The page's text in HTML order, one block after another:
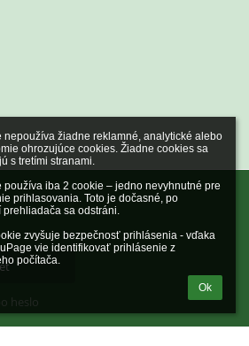
nepoužíva žiadne reklamné, analytické alebo
ohrozujúce cookies. Žiadne cookies sa
s tretími stranami.
používa iba 2 cookie – jedno nevyhnutné pre
prihlasovania. Toto je dočasné, po
prehliadača sa odstráni.
zvyšuje bezpečnosť prihlásenia - vďaka
vie identifikovať prihlásenie z
počítača.
Ok
heslo